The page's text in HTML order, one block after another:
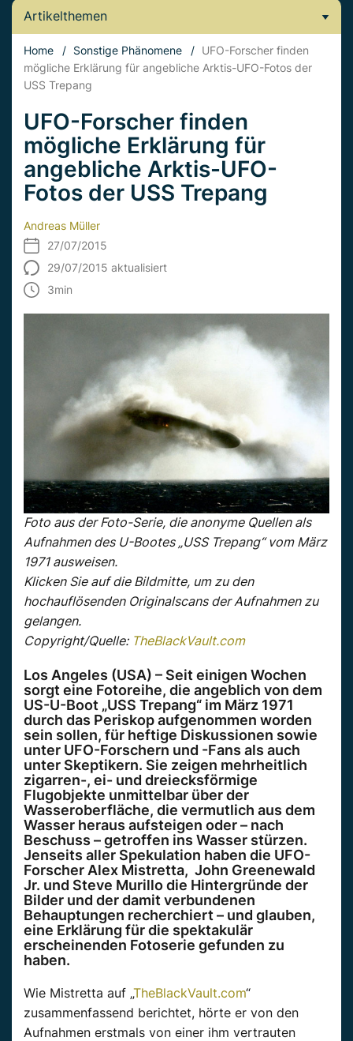
Artikelthemen
Home / Sonstige Phänomene / UFO-Forscher finden
mögliche Erklärung für angebliche Arktis-UFO-Fotos der
USS Trepang
UFO-Forscher finden
mögliche Erklärung für
angebliche Arktis-UFO-
Fotos der USS Trepang
Andreas Müller
27/07/2015
29/07/2015 aktualisiert
3min
Foto aus der Foto-Serie, die anonyme Quellen als
Aufnahmen des U-Bootes „USS Trepang“ vom März
1971 ausweisen.
Klicken Sie auf die Bildmitte, um zu den
hochauflösenden Originalscans der Aufnahmen zu
gelangen.
Copyright/Quelle: TheBlackVault.com
Los Angeles (USA) – Seit einigen Wochen
sorgt eine Fotoreihe, die angeblich von dem
US-U-Boot „USS Trepang“ im März 1971
durch das Periskop aufgenommen worden
sein sollen, für heftige Diskussionen sowie
unter UFO-Forschern und -Fans als auch
unter Skeptikern. Sie zeigen mehrheitlich
zigarren-, ei- und dreiecksförmige
Flugobjekte unmittelbar über der
Wasseroberfläche, die vermutlich aus dem
Wasser heraus aufsteigen oder – nach
Beschuss – getroffen ins Wasser stürzen.
Jenseits aller Spekulation haben die UFO-
Forscher Alex Mistretta, John Greenewald
Jr. und Steve Murillo die Hintergründe der
Bilder und der damit verbundenen
Behauptungen recherchiert – und glauben,
eine Erklärung für die spektakulär
erscheinenden Fotoserie gefunden zu
haben.
Wie Mistretta auf „TheBlackVault.com“
zusammenfassend berichtet, hörte er von den
Aufnahmen erstmals von einer ihm vertrauten